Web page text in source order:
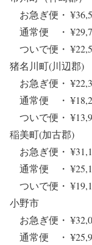
お急ぎ便・
通常便 ・
ついで便・
猪名川町(川辺郡)
お急ぎ便・
通常便 ・
ついで便・
稲美町(加古郡)
お急ぎ便・
通常便 ・
ついで便・
小野市
お急ぎ便・
通常便 ・